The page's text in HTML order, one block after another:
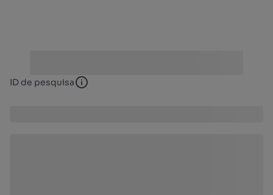
ID de pesquisa ID de pesquisa